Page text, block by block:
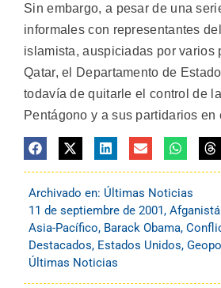
Sin embargo, a pesar de una
informales con representantes
islamista, auspiciadas por varios
Qatar, el Departamento de
todavía de quitarle el control de
Pentágono y a sus partidarios en
Archivado en: Últimas Noticias
11 de septiembre de 2001,
Asia-Pacífico, Barack Obama,
Destacados, Estados Unidos,
Últimas Noticias